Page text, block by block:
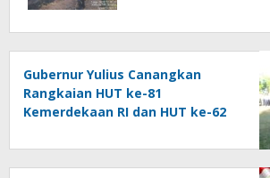
Gubernur Yulius Canangkan
Rangkaian HUT ke-81
Kemerdekaan RI dan HUT ke-62
Semangat “Sulut Melaju”